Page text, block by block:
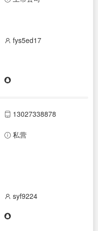
fys5ed17
13027338878
私营
syf9224